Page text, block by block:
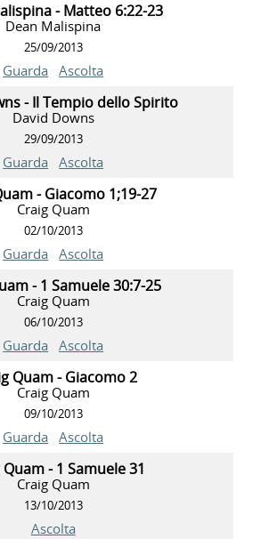
- Matteo 6:22-23
Dean Malispina
25/09/2013
Guarda Ascolta
- Il Tempio dello Spirito
David Downs
29/09/2013
Guarda Ascolta
- Giacomo 1;19-27
Craig Quam
02/10/2013
Guarda Ascolta
- 1 Samuele 30:7-25
Craig Quam
06/10/2013
Guarda Ascolta
Quam - Giacomo 2
Craig Quam
09/10/2013
Guarda Ascolta
Quam - 1 Samuele 31
Craig Quam
13/10/2013
Ascolta